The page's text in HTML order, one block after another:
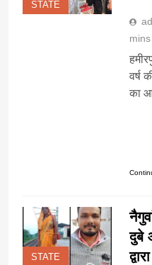
STATE
mins
वर्ष
का
STATE
दुबे